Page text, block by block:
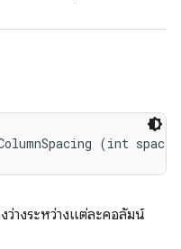
(int
ว่างระหว่างแต่ละคอลัมน์